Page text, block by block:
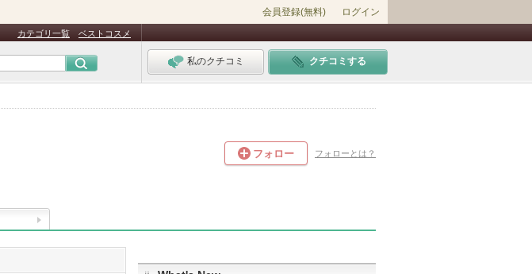
会員登録(無料) ログイン
カテゴリ一覧 ベストコスメ
私のクチコミ クチコミする
フォロー フォローとは？